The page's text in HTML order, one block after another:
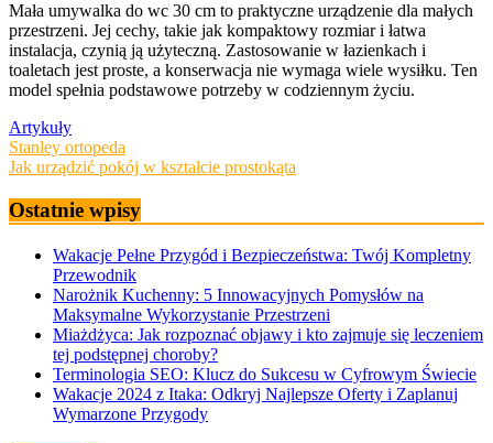
Mała umywalka do wc 30 cm to praktyczne urządzenie dla małych
przestrzeni. Jej cechy, takie jak kompaktowy rozmiar i łatwa
instalacja, czynią ją użyteczną. Zastosowanie w łazienkach i
toaletach jest proste, a konserwacja nie wymaga wiele wysiłku. Ten
model spełnia podstawowe potrzeby w codziennym życiu.
Artykuły
Nawigacja
wpisu
Stanley ortopeda
Jak urządzić pokój w kształcie prostokąta
Ostatnie wpisy
Wakacje Pełne Przygód i Bezpieczeństwa: Twój Kompletny
Przewodnik
Narożnik Kuchenny: 5 Innowacyjnych Pomysłów na
Maksymalne Wykorzystanie Przestrzeni
Miażdżyca: Jak rozpoznać objawy i kto zajmuje się leczeniem
tej podstępnej choroby?
Terminologia SEO: Klucz do Sukcesu w Cyfrowym Świecie
Wakacje 2024 z Itaka: Odkryj Najlepsze Oferty i Zaplanuj
Wymarzone Przygody